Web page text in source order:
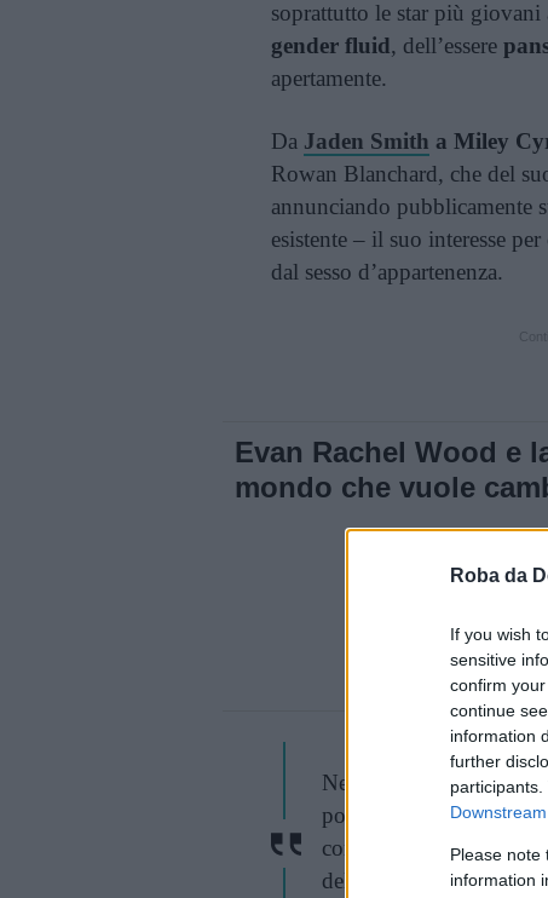
Roba da
If you wish
sensitive
confirm
continue
information
further
Please note
information
soprattutto le star più
gender fluid, dell’essere
apertamente.
Da Jaden Smith a Miley
Rowan Blanchard, che del
annunciando pubblicamente
esistente – il suo interesse
dal sesso d’appartenenza.
Evan Rachel Wood e
mondo che vuole
Nella mia vita mi sono
post, non più
come etero, gay o
delle etichette.